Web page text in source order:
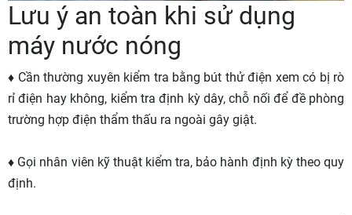
Lưu ý an toàn khi sử dụng
máy nước nóng
♦ Cần thường xuyên kiểm tra bằng bút thử điện xem có bị rò
rỉ điện hay không, kiểm tra định kỳ dây, chỗ nối để đề phòng
trường hợp điện thẩm thấu ra ngoài gây giật.
♦ Gọi nhân viên kỹ thuật kiểm tra, bảo hành định kỳ theo quy
định.